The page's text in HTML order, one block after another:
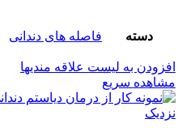
دسته فاصله های دندانی
افزودن به لیست علاقه مندیها
مشاهده سریع
نزدیک